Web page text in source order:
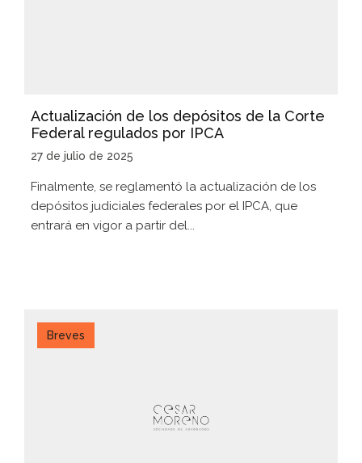
Actualización de los depósitos de la Corte
Federal regulados por IPCA
27 de julio de 2025
Finalmente, se reglamentó la actualización de los
depósitos judiciales federales por el IPCA, que
entrará en vigor a partir del...
Breves